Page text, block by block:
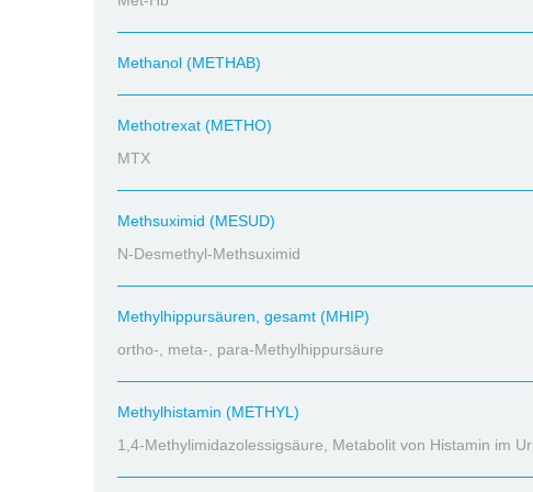
Methanol (METHAB)
Methotrexat (METHO)
MTX
Methsuximid (MESUD)
N-Desmethyl-Methsuximid
Methylhippursäuren, gesamt (MHIP)
ortho-, meta-, para-Methylhippursäure
Methylhistamin (METHYL)
1,4-Methylimidazolessigsäure, Metabolit von Histamin im